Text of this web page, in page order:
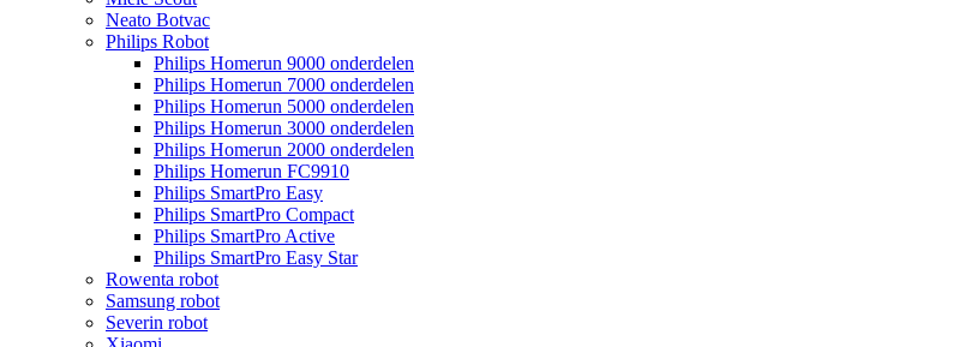
Neato Botvac
Philips Robot
Philips Homerun 9000 onderdelen
Philips Homerun 7000 onderdelen
Philips Homerun 5000 onderdelen
Philips Homerun 3000 onderdelen
Philips Homerun 2000 onderdelen
Philips Homerun FC9910
Philips SmartPro Easy
Philips SmartPro Compact
Philips SmartPro Active
Philips SmartPro Easy Star
Rowenta robot
Samsung robot
Severin robot